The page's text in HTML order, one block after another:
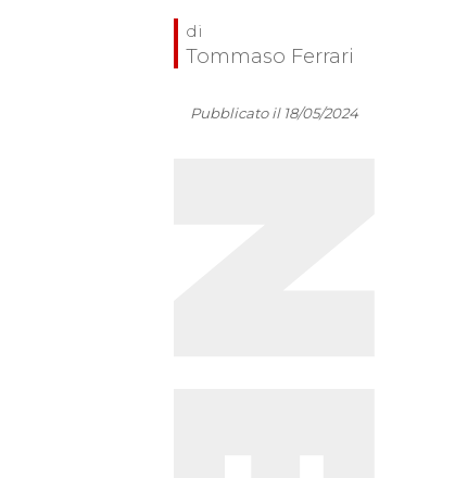
Tommaso Ferrari
Pubblicato il 18/05/2024